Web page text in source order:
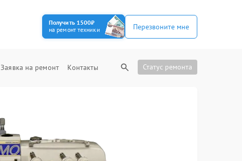
Получить 1500₽
на ремонт техники
Перезвоните мне
Заявка на ремонт Контакты Статус ремонта